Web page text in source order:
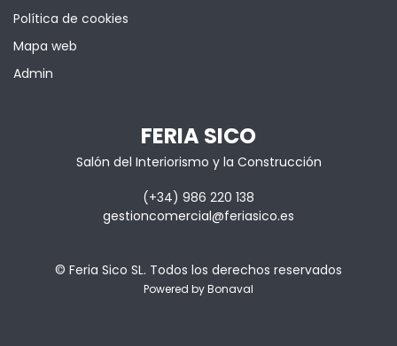
Política de cookies
Mapa web
Admin
FERIA SICO
Salón del Interiorismo y la Construcción
(+34) 986 220 138
gestioncomercial@feriasico.es
© Feria Sico SL. Todos los derechos reservados
Powered by Bonaval